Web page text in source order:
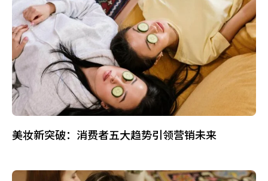
美妆新突破：消费者五大趋势引领营销未来